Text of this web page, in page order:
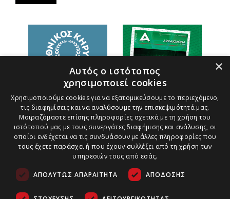
×
Αυτός ο ιστότοπος
χρησιμοποιεί cookies
Χρησιμοποιούμε cookies για να εξατομικεύσουμε το περιεχόμενο,
τις διαφημίσεις και να αναλύσουμε την επισκεψιμότητά μας.
Μοιραζόμαστε επίσης πληροφορίες σχετικά με τη χρήση του
ιστότοπού μας με τους συνεργάτες διαφήμισης και ανάλυσης, οι
οποίοι ενδέχεται να τις συνδυάσουν με άλλες πληροφορίες που
τους έχετε παράσχει ή που έχουν συλλέξει από τη χρήση των
υπηρεσιών τους από εσάς.
ΑΠΟΛΎΤΩΣ ΑΠΑΡΑΊΤΗΤΑ ΑΠΌΔΟΣΗΣ